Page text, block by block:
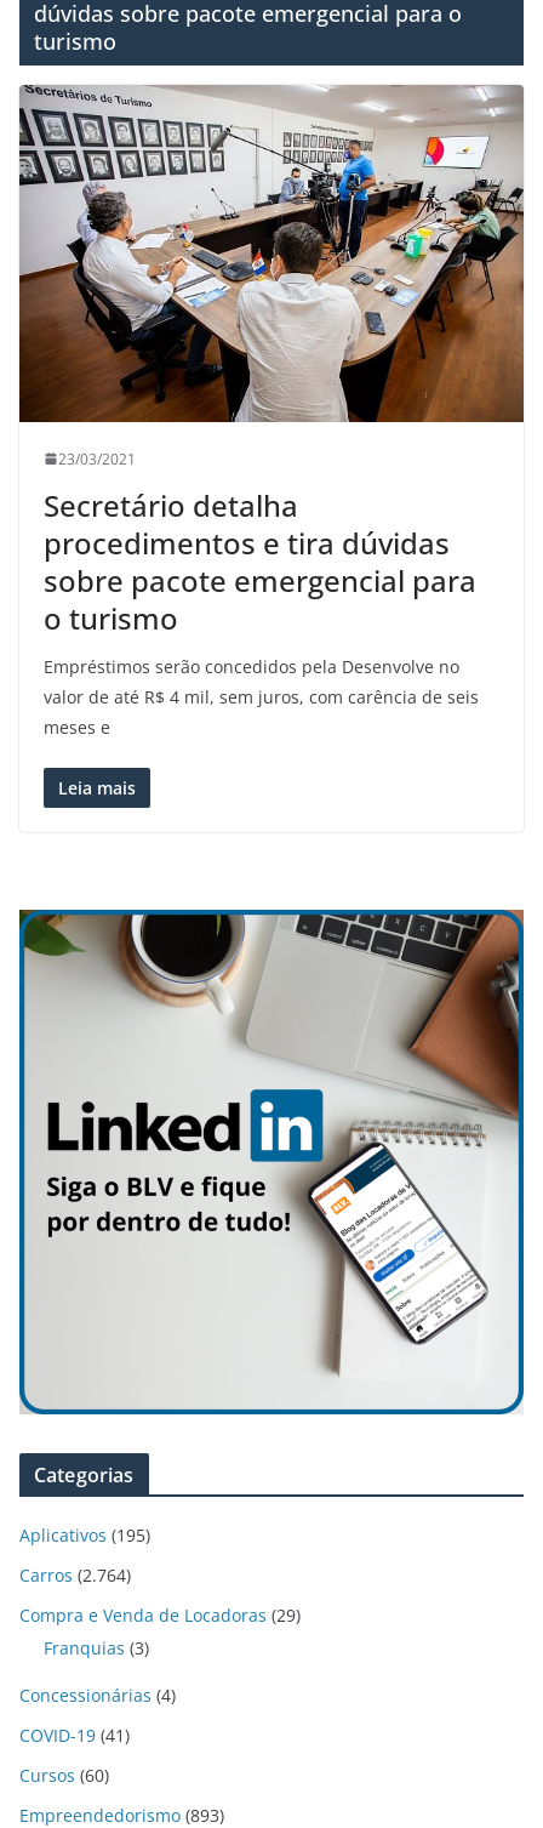
dúvidas sobre pacote emergencial para o
turismo
23/03/2021
Secretário detalha
procedimentos e tira dúvidas
sobre pacote emergencial para
o turismo
Empréstimos serão concedidos pela Desenvolve no
valor de até R$ 4 mil, sem juros, com carência de seis
meses e
Leia mais
Categorias
Aplicativos (195)
Carros (2.764)
Compra e Venda de Locadoras (29)
Franquias (3)
Concessionárias (4)
COVID-19 (41)
Cursos (60)
Empreendedorismo (893)